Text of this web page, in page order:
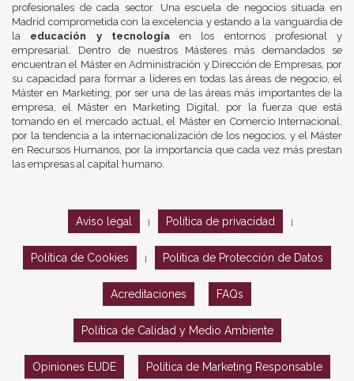
profesionales de cada sector. Una escuela de negocios situada en
Madrid comprometida con la excelencia y estando a la vanguardia de
la educación y tecnologíaen los entornos profesional y
empresarial. Dentro de nuestros Másteres más demandados se
encuentran el Máster en Administración y Dirección de Empresas, por
su capacidad para formar a líderes en todas las áreas de negocio, el
Máster en Marketing, por ser una de las áreas más importantes de la
empresa, el Máster en Marketing Digital, por la fuerza que está
tomando en el mercado actual, el Máster en Comercio Internacional,
por la tendencia a la internacionalización de los negocios, y el Máster
en Recursos Humanos, por la importancia que cada vez más prestan
las empresas al capital humano.
Aviso legal Política de privacidad
Política de Cookies Política de Protección de Datos
Acreditaciones FAQs
Política de Calidad y Medio Ambiente
Opiniones EUDE Política de Marketing Responsable